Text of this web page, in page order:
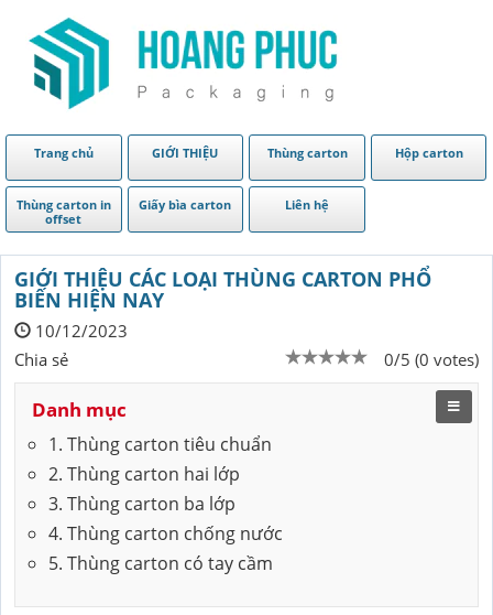
Trang chủ GIỚI THIỆU Thùng carton Hộp carton
Thùng carton in
offset
Giấy bìa carton Liên hệ
GIỚI THIỆU CÁC LOẠI THÙNG CARTON PHỔ
BIẾN HIỆN NAY
10/12/2023
0/5 (0 votes)
Chia sẻ
Danh mục
1. Thùng carton tiêu chuẩn
2. Thùng carton hai lớp
3. Thùng carton ba lớp
4. Thùng carton chống nước
5. Thùng carton có tay cầm